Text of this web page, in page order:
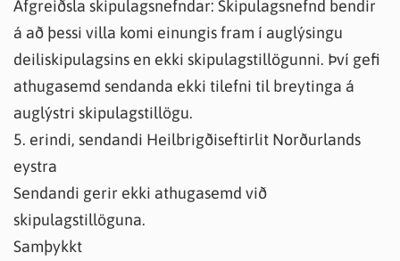
Afgreiðsla skipulagsnefndar: Skipulagsnefnd bendir
á að þessi villa komi einungis fram í auglýsingu
deiliskipulagsins en ekki skipulagstillögunni. Því gefi
athugasemd sendanda ekki tilefni til breytinga á
auglýstri skipulagstillögu.
5. erindi, sendandi Heilbrigðiseftirlit Norðurlands
eystra
Sendandi gerir ekki athugasemd við
skipulagstillöguna.
Samþykkt